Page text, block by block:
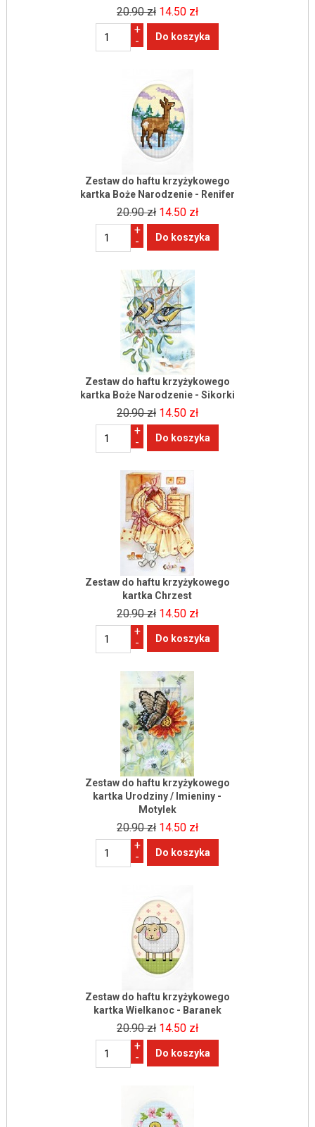
20.90 zł 14.50 zł
+
-
Zestaw do haftu krzyżykowego
kartka Boże Narodzenie - Renifer
20.90 zł 14.50 zł
+
-
Zestaw do haftu krzyżykowego
kartka Boże Narodzenie - Sikorki
20.90 zł 14.50 zł
+
-
Zestaw do haftu krzyżykowego
kartka Chrzest
20.90 zł 14.50 zł
+
-
Zestaw do haftu krzyżykowego
kartka Urodziny / Imieniny -
Motylek
20.90 zł 14.50 zł
+
-
Zestaw do haftu krzyżykowego
kartka Wielkanoc - Baranek
20.90 zł 14.50 zł
+
-